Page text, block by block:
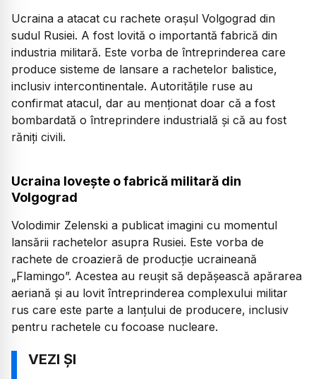
Ucraina a atacat cu rachete orașul Volgograd din
sudul Rusiei. A fost lovită o importantă fabrică din
industria militară. Este vorba de întreprinderea care
produce sisteme de lansare a rachetelor balistice,
inclusiv intercontinentale. Autoritățile ruse au
confirmat atacul, dar au menționat doar că a fost
bombardată o întreprindere industrială și că au fost
răniți civili.
Ucraina lovește o fabrică militară din
Volgograd
Volodimir Zelenski a publicat imagini cu momentul
lansării rachetelor asupra Rusiei. Este vorba de
rachete de croazieră de producție ucraineană
„Flamingo”. Acestea au reușit să depășească apărarea
aeriană și au lovit întreprinderea complexului militar
rus care este parte a lanțului de producere, inclusiv
pentru rachetele cu focoase nucleare.